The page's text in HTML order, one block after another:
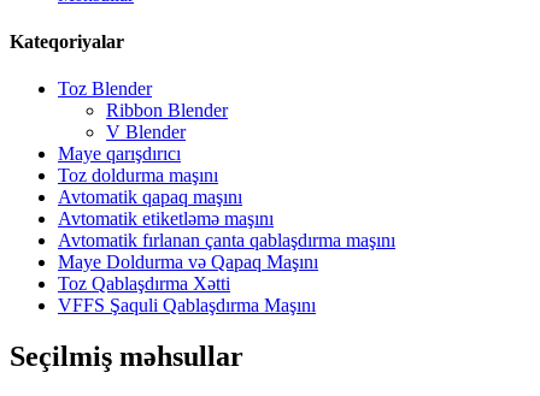
Kateqoriyalar
Toz Blender
Ribbon Blender
V Blender
Maye qarışdırıcı
Toz doldurma maşını
Avtomatik qapaq maşını
Avtomatik etiketləmə maşını
Avtomatik fırlanan çanta qablaşdırma maşını
Maye Doldurma və Qapaq Maşını
Toz Qablaşdırma Xətti
VFFS Şaquli Qablaşdırma Maşını
Seçilmiş məhsullar